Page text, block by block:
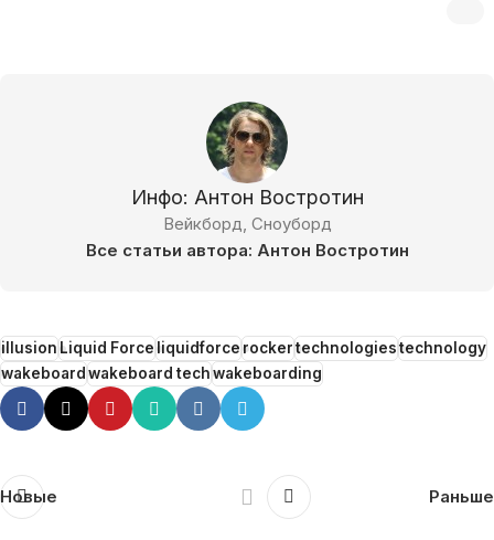
Инфо: Антон Востротин
Вейкборд, Сноуборд
Все статьи автора: Антон Востротин
illusionLiquid Forceliquidforcerockertechnologiestechnology
wakeboard wakeboard techwakeboarding
Новые Раньше